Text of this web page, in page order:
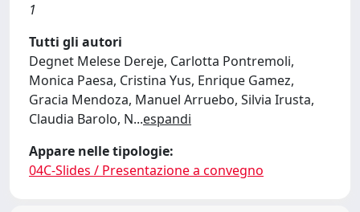
1
Tutti gli autori
Degnet Melese Dereje, Carlotta Pontremoli,
Monica Paesa, Cristina Yus, Enrique Gamez,
Gracia Mendoza, Manuel Arruebo, Silvia Irusta,
Claudia Barolo, N...espandi
Appare nelle tipologie:
04C-Slides / Presentazione a convegno